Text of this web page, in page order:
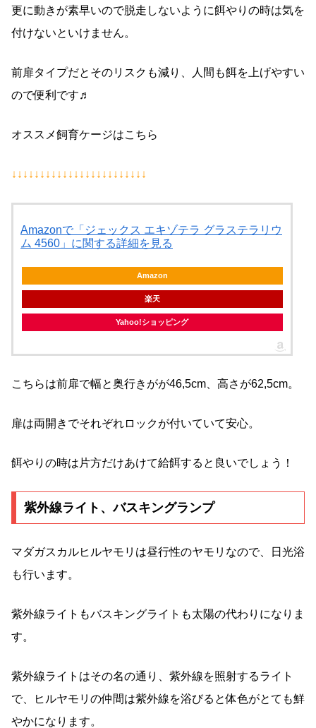
更に動きが素早いので脱走しないように餌やりの時は気を
付けないといけません。
前扉タイプだとそのリスクも減り、人間も餌を上げやすい
ので便利です♬
オススメ飼育ケージはこちら
↓↓↓↓↓↓↓↓↓↓↓↓↓↓↓↓↓↓↓↓↓↓↓↓
Amazonで「ジェックス エキゾテラ グラステラリウ
ム 4560」に関する詳細を見る
Amazon
楽天
Yahoo!ショッピング
こちらは前扉で幅と奥行きがが46,5cm、高さが62,5cm。
扉は両開きでそれぞれロックが付いていて安心。
餌やりの時は片方だけあけて給餌すると良いでしょう！
紫外線ライト、バスキングランプ
マダガスカルヒルヤモリは昼行性のヤモリなので、日光浴
も行います。
紫外線ライトもバスキングライトも太陽の代わりになりま
す。
紫外線ライトはその名の通り、紫外線を照射するライト
で、ヒルヤモリの仲間は紫外線を浴びると体色がとても鮮
やかになります。